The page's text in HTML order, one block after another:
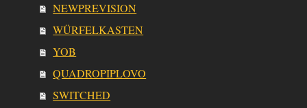
NEWPREVISION
WÜRFELKASTEN
YOB
QUADROPIPLOVO
SWITCHED